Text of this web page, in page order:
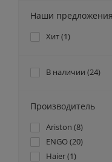
Наши предложения
Хит (1)
В наличии (24)
Производитель
Ariston (8)
ENGO (20)
Haier (1)